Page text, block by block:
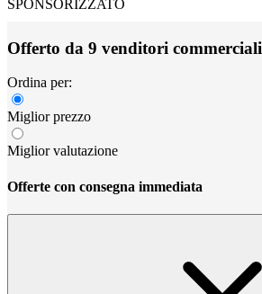
SPONSORIZZATO
Offerto da 9 venditori commerciali
Ordina per:
Miglior prezzo
Miglior valutazione
Offerte con consegna immediata